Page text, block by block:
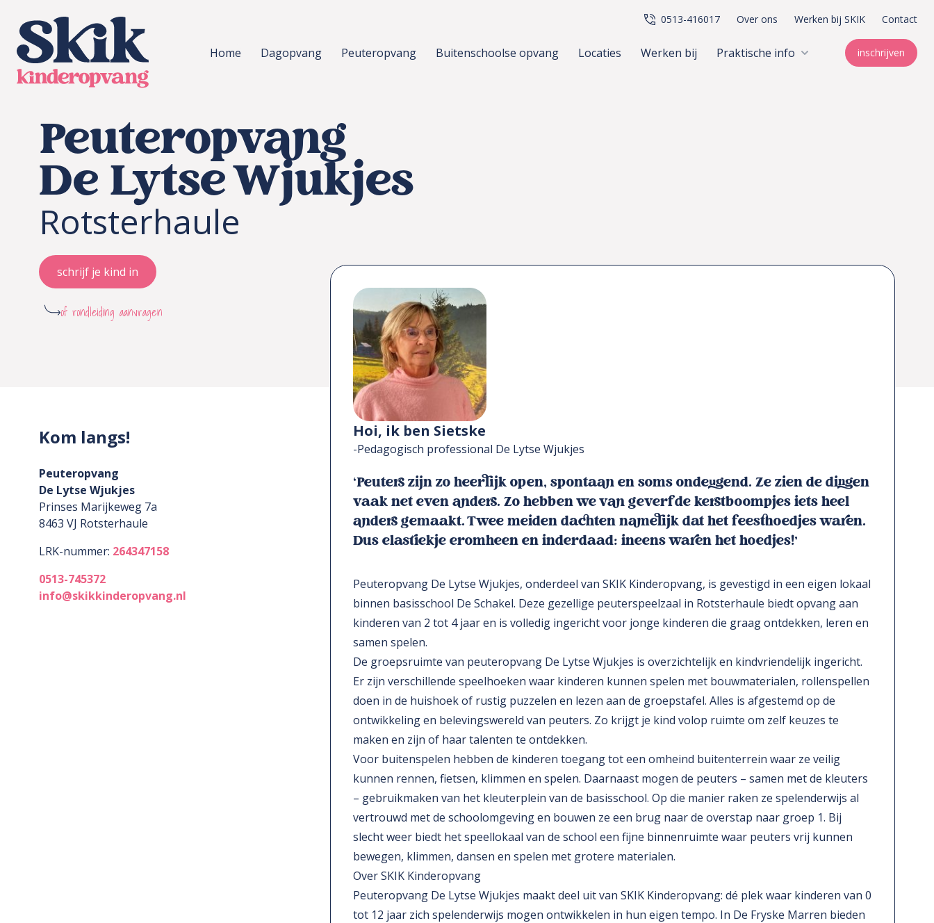
SKIK kinderopvang
Home
Dagopvang Peuteropvang Buitenschoolse opvang Locaties Werken bij Praktische info inschrijven
0513-416017 Over ons Werken bij SKIK Contact
Peuteropvang
De Lytse Wjukjes
Rotsterhaule
schrijf je kind in
of rondleiding aanvragen
Kom langs!
Peuteropvang
De Lytse Wjukjes
Prinses Marijkeweg 7a
8463 VJ Rotsterhaule
LRK-nummer: 264347158
0513-745372
info@skikkinderopvang.nl
Hoi, ik ben Sietske
-Pedagogisch professional De Lytse Wjukjes
‘Peuters zijn zo heerlijk open, spontaan en soms ondeugend. Ze zien de dingen
vaak net even anders. Zo hebben we van geverfde kerstboompjes iets heel
anders gemaakt. Twee meiden dachten namelijk dat het feesthoedjes waren.
Dus elastiekje eromheen en inderdaad: ineens waren het hoedjes!’
Peuteropvang De Lytse Wjukjes, onderdeel van SKIK Kinderopvang, is gevestigd in een eigen lokaal
binnen basisschool De Schakel. Deze gezellige peuterspeelzaal in Rotsterhaule biedt opvang aan
kinderen van 2 tot 4 jaar en is volledig ingericht voor jonge kinderen die graag ontdekken, leren en
samen spelen.
De groepsruimte van peuteropvang De Lytse Wjukjes is overzichtelijk en kindvriendelijk ingericht.
Er zijn verschillende speelhoeken waar kinderen kunnen spelen met bouwmaterialen, rollenspellen
doen in de huishoek of rustig puzzelen en lezen aan de groepstafel. Alles is afgestemd op de
ontwikkeling en belevingswereld van peuters. Zo krijgt je kind volop ruimte om zelf keuzes te
maken en zijn of haar talenten te ontdekken.
Voor buitenspelen hebben de kinderen toegang tot een omheind buitenterrein waar ze veilig
kunnen rennen, fietsen, klimmen en spelen. Daarnaast mogen de peuters – samen met de kleuters
– gebruikmaken van het kleuterplein van de basisschool. Op die manier raken ze spelenderwijs al
vertrouwd met de schoolomgeving en bouwen ze een brug naar de overstap naar groep 1. Bij
slecht weer biedt het speellokaal van de school een fijne binnenruimte waar peuters vrij kunnen
bewegen, klimmen, dansen en spelen met grotere materialen.
Over SKIK Kinderopvang
Peuteropvang De Lytse Wjukjes maakt deel uit van SKIK Kinderopvang: dé plek waar kinderen van 0
tot 12 jaar zich spelenderwijs mogen ontwikkelen in hun eigen tempo. In De Fryske Marren bieden